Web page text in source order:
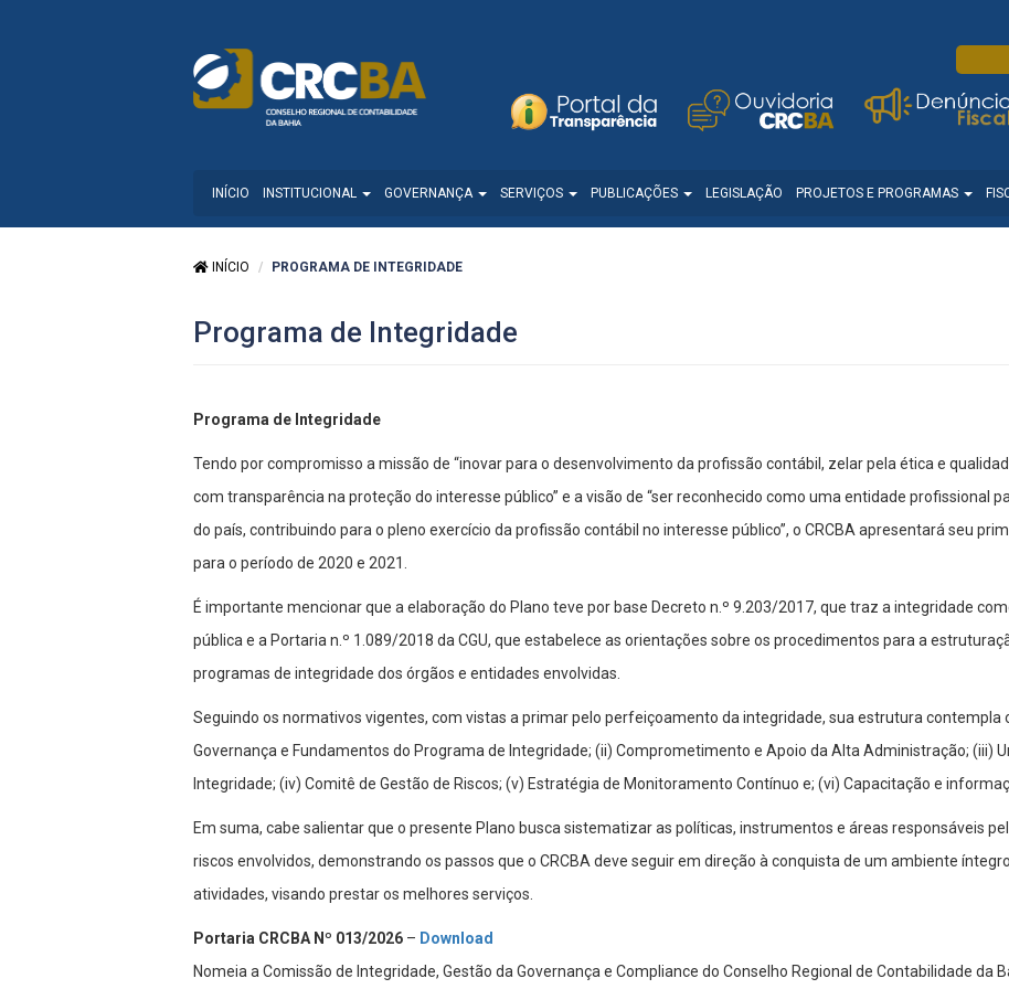
INÍCIO INSTITUCIONAL GOVERNANÇA SERVIÇOS PUBLICAÇÕES LEGISLAÇÃO PROJETOS E PROGRAMAS
INÍCIO PROGRAMA DE INTEGRIDADE
Programa de Integridade
Programa de Integridade
Tendo por compromisso a missão de “inovar para o desenvolvimento da profissão contábil, zelar pela ética e
com transparência na proteção do interesse público” e a visão de “ser reconhecido como uma entidade profissional
do país, contribuindo para o pleno exercício da profissão contábil no interesse público”, o CRCBA apresentará seu
para o período de 2020 e 2021.
É importante mencionar que a elaboração do Plano teve por base Decreto n.º 9.203/2017, que traz a integridade
pública e a Portaria n.º 1.089/2018 da CGU, que estabelece as orientações sobre os procedimentos para a
programas de integridade dos órgãos e entidades envolvidas.
Seguindo os normativos vigentes, com vistas a primar pelo perfeiçoamento da integridade, sua estrutura contempla
Governança e Fundamentos do Programa de Integridade; (ii) Comprometimento e Apoio da Alta Administração; (iii)
Integridade; (iv) Comitê de Gestão de Riscos; (v) Estratégia de Monitoramento Contínuo e; (vi) Capacitação e
Em suma, cabe salientar que o presente Plano busca sistematizar as políticas, instrumentos e áreas responsáveis
riscos envolvidos, demonstrando os passos que o CRCBA deve seguir em direção à conquista de um ambiente
atividades, visando prestar os melhores serviços.
Portaria CRCBA Nº 013/2026 – Download
Nomeia a Comissão de Integridade, Gestão da Governança e Compliance do Conselho Regional de Contabilidade da